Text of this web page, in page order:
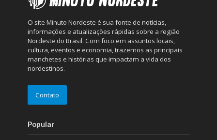
O site Minuto Nordeste é sua fonte de notícias,
informações e atualizações rápidas sobre a região
Nordeste do Brasil. Com foco em assuntos locais,
cultura, eventos e economia, trazemos as principais
manchetes e histórias que impactam a vida dos
nordestinos.
Contato
Popular